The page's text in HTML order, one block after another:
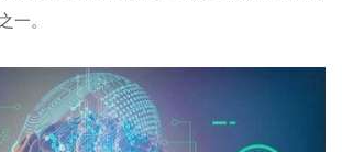
一。